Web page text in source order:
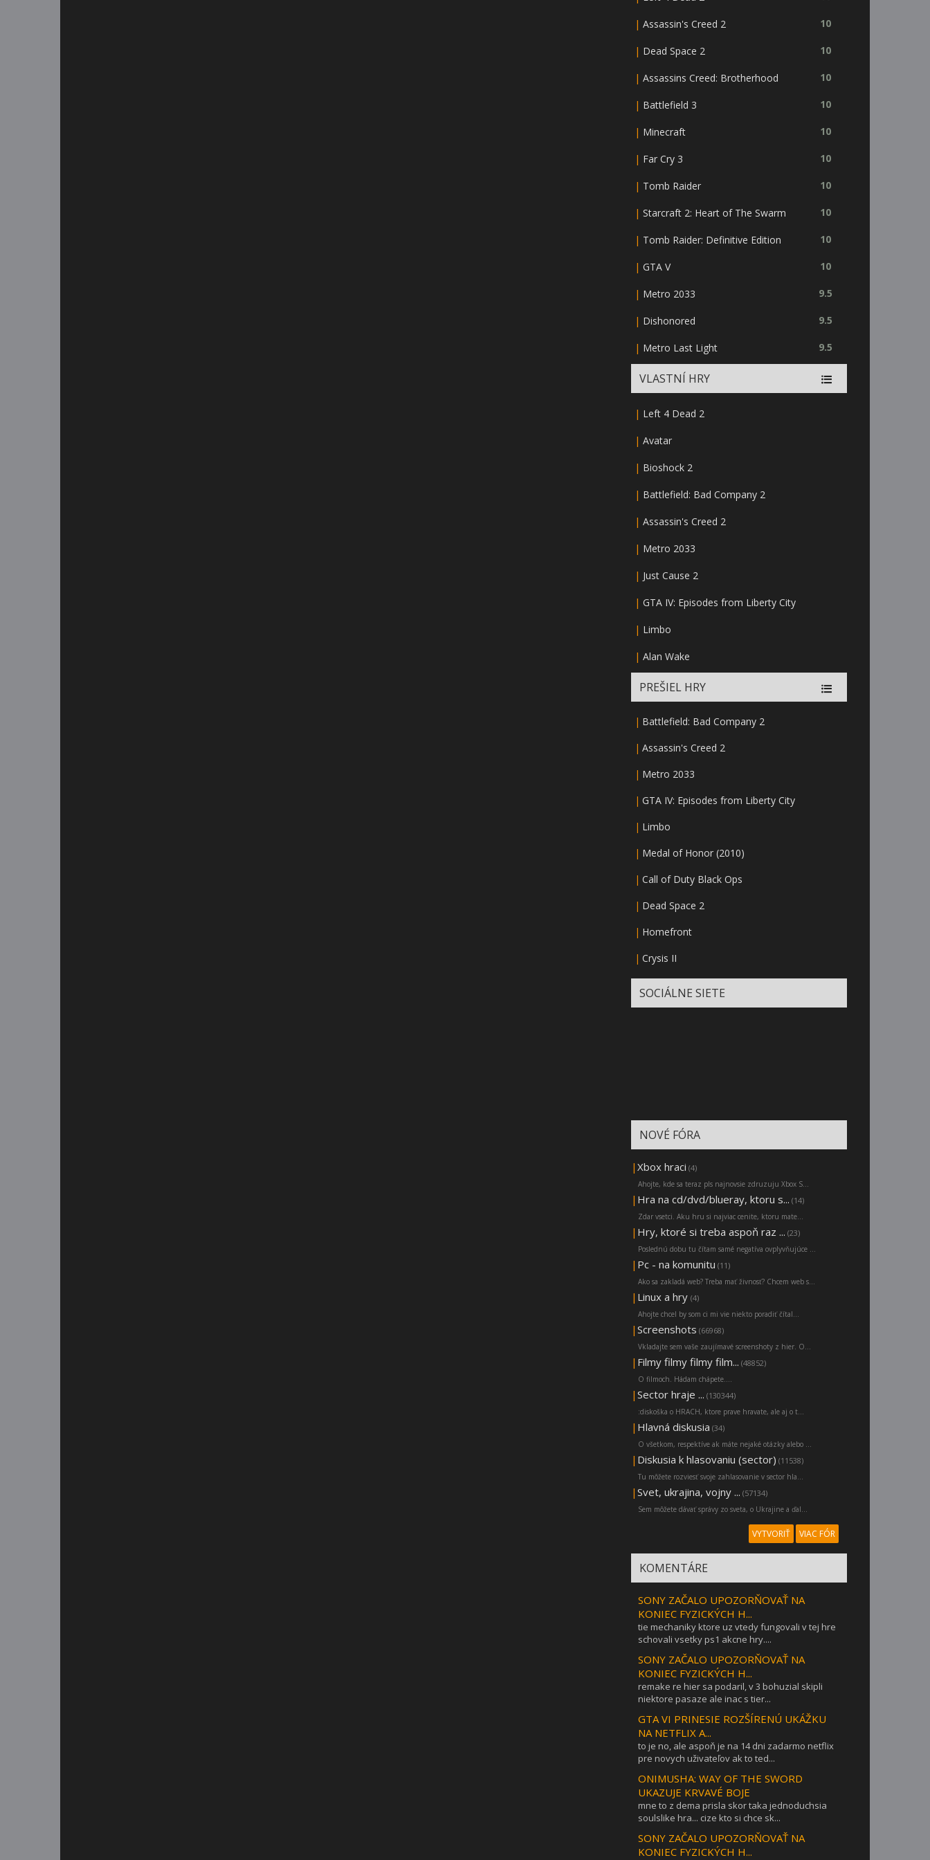
10
| Assassin's Creed 2
10
| Dead Space 2
10
| Assassins Creed: Brotherhood
10
| Battlefield 3
10
| Minecraft
10
| Far Cry 3
10
| Tomb Raider
10
| Starcraft 2: Heart of The Swarm
10
| Tomb Raider: Definitive Edition
10
| GTA V
9.5
| Metro 2033
9.5
| Dishonored
9.5
| Metro Last Light
VLASTNÍ HRY
| Left 4 Dead 2
| Avatar
| Bioshock 2
| Battlefield: Bad Company 2
| Assassin's Creed 2
| Metro 2033
| Just Cause 2
| GTA IV: Episodes from Liberty City
| Limbo
| Alan Wake
PREŠIEL HRY
| Battlefield: Bad Company 2
| Assassin's Creed 2
| Metro 2033
| GTA IV: Episodes from Liberty City
| Limbo
| Medal of Honor (2010)
| Call of Duty Black Ops
| Dead Space 2
| Homefront
| Crysis II
SOCIÁLNE SIETE
NOVÉ FÓRA
| Xbox hraci (4)
Ahojte, kde sa teraz pls najnovsie zdruzuju Xbox S...
| Hra na cd/dvd/blueray, ktoru s... (14)
Zdar vsetci. Aku hru si najviac cenite, ktoru mate...
| Hry, ktoré si treba aspoň raz ... (23)
Poslednú dobu tu čítam samé negatíva ovplyvňujúce ...
| Pc - na komunitu (11)
Ako sa zakladá web? Treba mať živnosť? Chcem web s...
| Linux a hry (4)
Ahojte chcel by som ci mi vie niekto poradiť čítal...
| Screenshots (66968)
Vkladajte sem vaše zaujímavé screenshoty z hier. O...
| Filmy filmy filmy film... (48852)
O filmoch. Hádam chápete....
| Sector hraje ... (130344)
:diskoška o HRACH, ktore prave hravate, ale aj o t...
| Hlavná diskusia (34)
O všetkom, respektíve ak máte nejaké otázky alebo ...
| Diskusia k hlasovaniu (sector) (11538)
Tu môžete rozviesť svoje zahlasovanie v sector hla...
| Svet, ukrajina, vojny ... (57134)
Sem môžete dávať správy zo sveta, o Ukrajine a ďal...
VYTVORIŤ VIAC FÓR
KOMENTÁRE
SONY ZAČALO UPOZORŇOVAŤ NA
KONIEC FYZICKÝCH H...
tie mechaniky ktore uz vtedy fungovali v tej hre
schovali vsetky ps1 akcne hry....
SONY ZAČALO UPOZORŇOVAŤ NA
KONIEC FYZICKÝCH H...
remake re hier sa podaril, v 3 bohuzial skipli
niektore pasaze ale inac s tier...
GTA VI PRINESIE ROZŠÍRENÚ UKÁŽKU
NA NETFLIX A...
to je no, ale aspoň je na 14 dni zadarmo netflix
pre novych uživateľov ak to ted...
ONIMUSHA: WAY OF THE SWORD
UKAZUJE KRVAVÉ BOJE
mne to z dema prisla skor taka jednoduchsia
soulslike hra... cize kto si chce sk...
SONY ZAČALO UPOZORŇOVAŤ NA
KONIEC FYZICKÝCH H...